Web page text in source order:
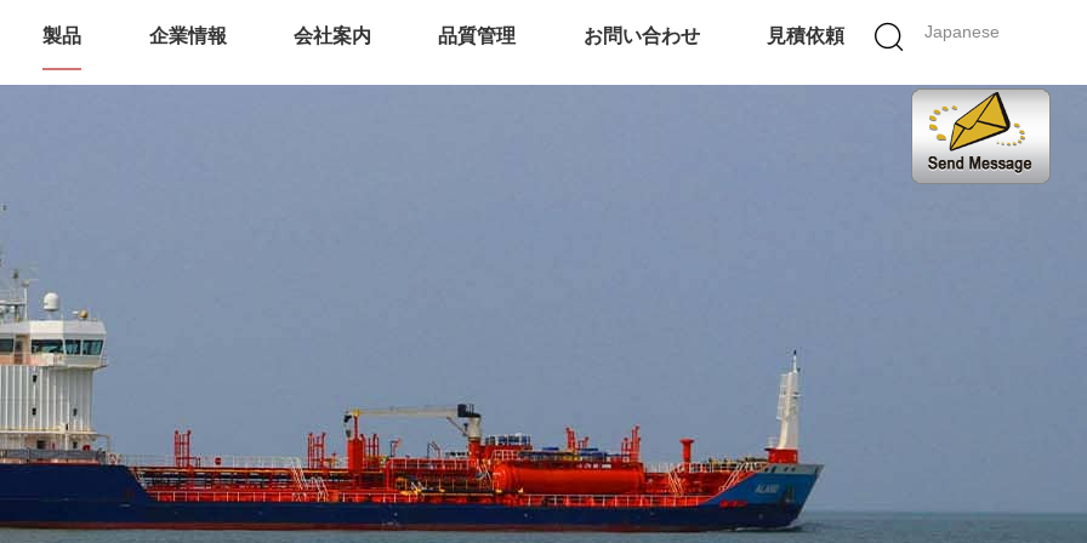
Japanese
製品 企業情報 会社案内 品質管理 お問い合わせ 見積依頼